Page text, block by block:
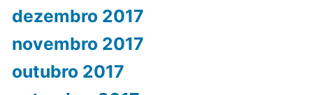
dezembro 2017
novembro 2017
outubro 2017